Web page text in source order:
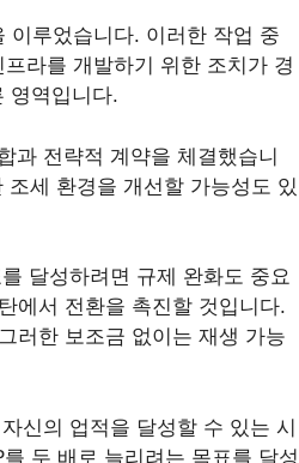
이루었습니다. 이러한 작업 중
라를 개발하기 위한 조치가 경
영역입니다.
과 전략적 계약을 체결했습니
세 환경을 개선할 가능성도 있
달성하려면 규제 완화도 중요
에서 전환을 촉진할 것입니다.
러한 보조금 없이는 재생 가능
신의 업적을 달성할 수 있는 시
두 배로 늘리려는 목표를 달성